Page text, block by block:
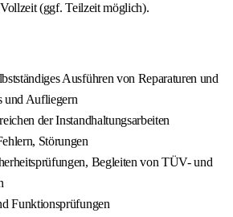
(ggf. Teilzeit möglich).
Ausführen von Reparaturen und
und Aufliegern
der Instandhaltungsarbeiten
Störungen
Begleiten von TÜV- und
Funktionsprüfungen